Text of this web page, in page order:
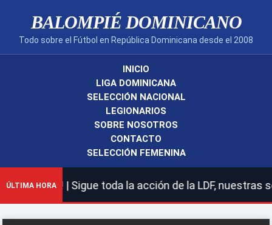
BALOMPIÉ DOMINICANO
Todo sobre el Fútbol en República Dominicana desde el 2008
INICIO
LIGA DOMINICANA
SELECCIÓN NACIONAL
LEGIONARIOS
SOBRE NOSOTROS
CONTACTO
SELECCIÓN FEMENINA
ÚLTIMA HORA| Sigue toda la acción de la LDF, nuestras